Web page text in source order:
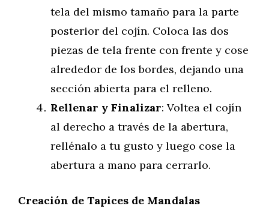
tela del mismo tamaño para la parte
posterior del cojín. Coloca las dos
piezas de tela frente con frente y cose
alrededor de los bordes, dejando una
sección abierta para el relleno.
Rellenar y Finalizar: Voltea el cojín
al derecho a través de la abertura,
rellénalo a tu gusto y luego cose la
abertura a mano para cerrarlo.
Creación de Tapices de Mandalas